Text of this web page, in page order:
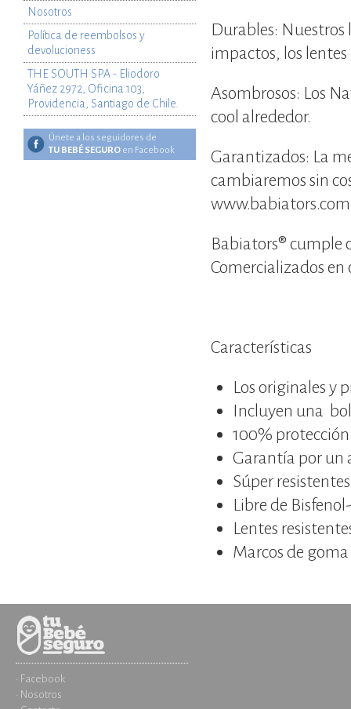
Durables: Nuestros
impactos, los
Asombrosos: Los
cool alrededor.
Garantizados: La
cambiaremos sin
Babiators® cumple
Comercializados
Características
Los originales y
Incluyen una
100%
Garantía por un
Súper
Libre de
Lentes
Marcos de
Nosotros
Política de reembolsos y
devolucioness
THE SOUTH SPA - Eliodoro
Yáñez 2972, Oficina 103,
Providencia, Santiago de Chile.
Únete a los seguidores de
TU BEBÉ SEGURO en Facebook
· Facebook
· Nosotros